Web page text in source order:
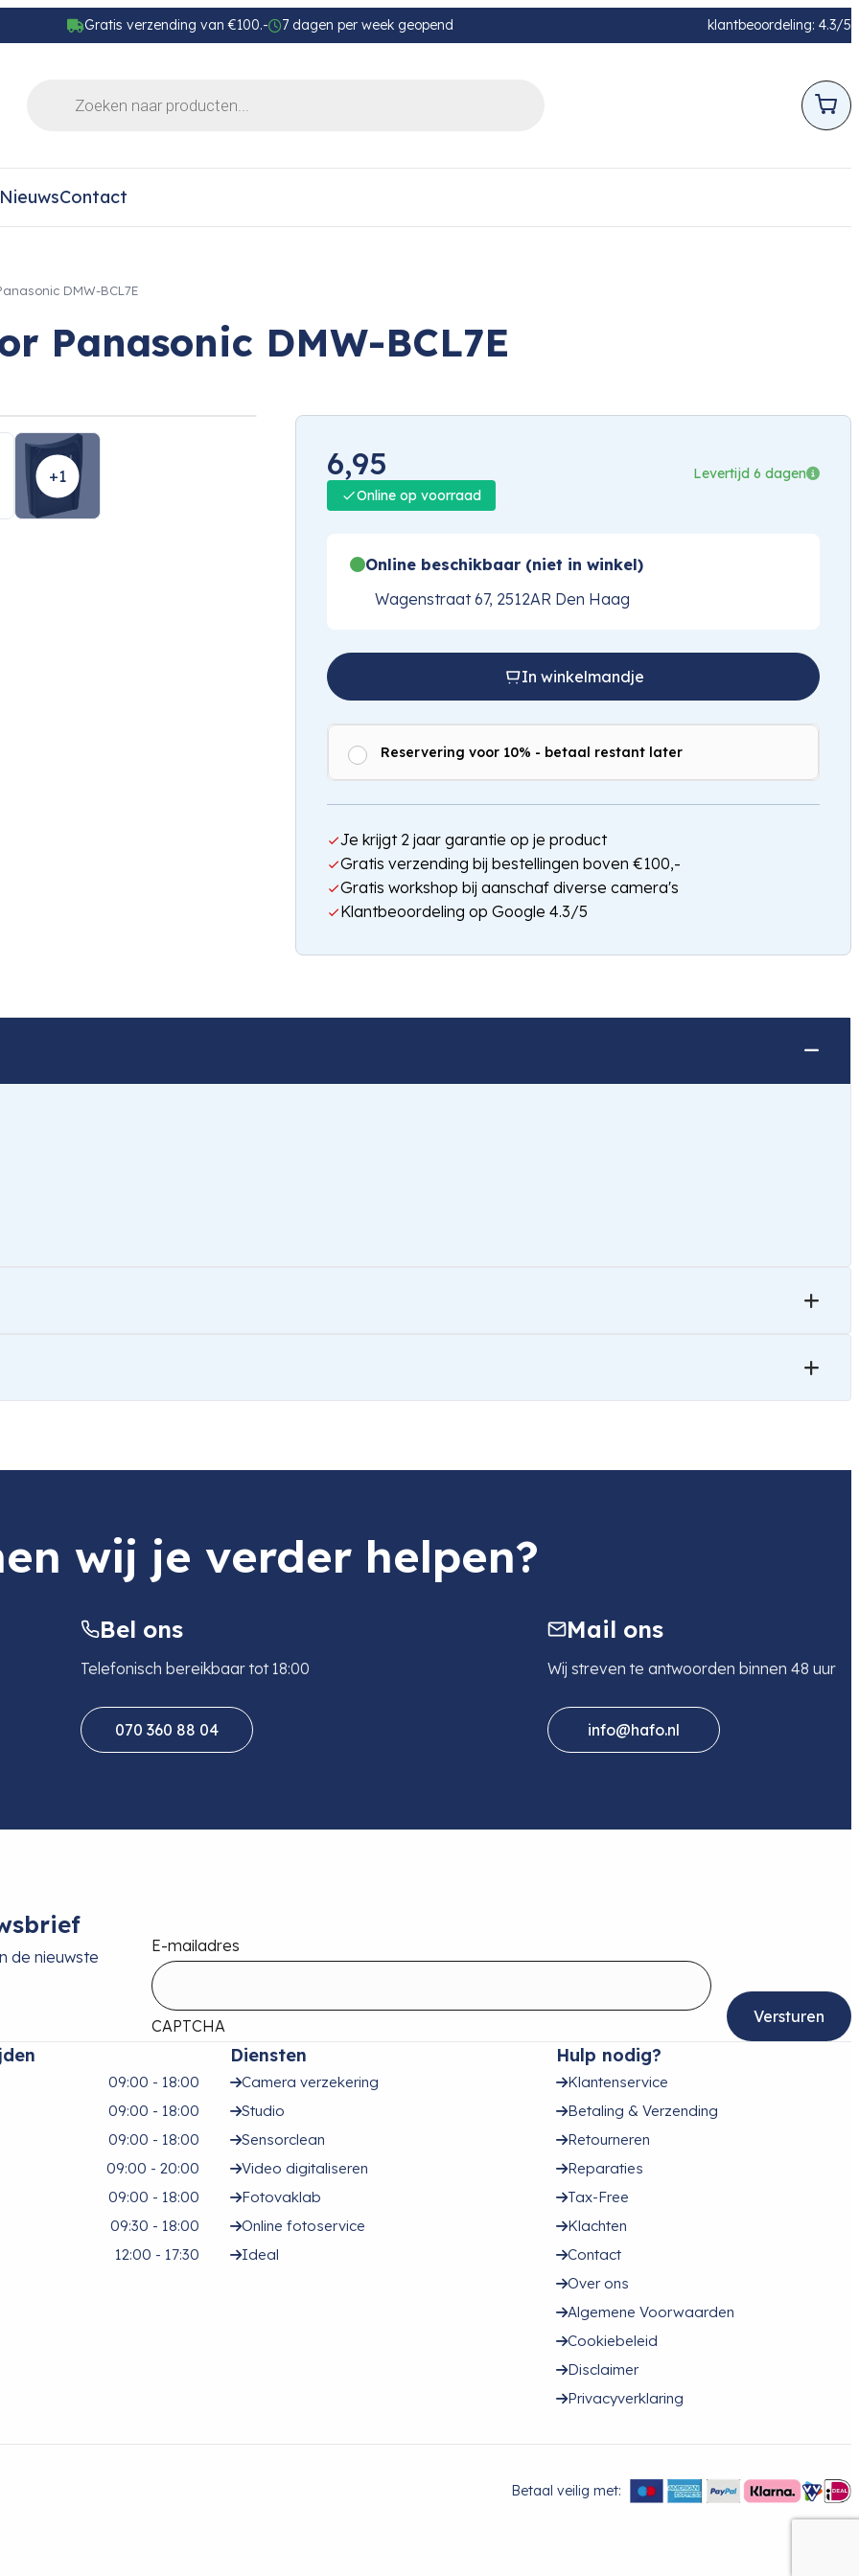
Gratis verzending van €100.- 7 dagen per week geopend klantbeoordeling: 4.3/5
NieuwsContact
DMW-BCL7E
Panasonic DMW-BCL7E
›
+1 6,95
Levertijd 6 dagen
Online op voorraad
Online beschikbaar (niet in winkel)
Wagenstraat 67, 2512AR Den Haag
In winkelmandje
Reservering voor 10% - betaal restant later
Je krijgt 2 jaar garantie op je product
Gratis verzending bij bestellingen boven €100,-
Gratis workshop bij aanschaf diverse camera's
Klantbeoordeling op Google 4.3/5
BCL7E
wij je verder helpen?
Bel ons
Telefonisch bereikbaar tot 18:00
070 360 88 04
Mail ons
Wij streven te antwoorden binnen 48 uur
info@hafo.nl
de nieuwste
E-mailadres
CAPTCHA
09:00 - 18:00
09:00 - 18:00
09:00 - 18:00
09:00 - 20:00
09:00 - 18:00
09:30 - 18:00
12:00 - 17:30
Diensten
Camera verzekering
Studio
Sensorclean
Video digitaliseren
Fotovaklab
Online fotoservice
Ideal
Hulp nodig?
Klantenservice
Betaling & Verzending
Retourneren
Reparaties
Tax-Free
Klachten
Contact
Over ons
Algemene Voorwaarden
Cookiebeleid
Disclaimer
Privacyverklaring
Betaal veilig met: